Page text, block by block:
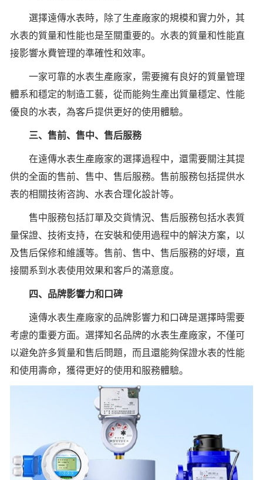
選擇遠傳水表時，除了生產廠家的規模和實力外，其
水表的質量和性能也是至關重要的。水表的質量和性能直
接影響水費管理的準確性和效率。
一家可靠的水表生產廠家，需要擁有良好的質量管理
體系和穩定的制造工藝，從而能夠生產出質量穩定、性能
優良的水表，為客戶提供更好的使用體驗。
三、售前、售中、售后服務
在遠傳水表生產廠家的選擇過程中，還需要關注其提
供的全面的售前、售中、售后服務。售前服務包括提供水
表的相關技術咨詢、水表合理化設計等。
售中服務包括訂單及交貨情況、售后服務包括水表質
量保證、技術支持，在安裝和使用過程中的解決方案，以
及售后保修和維護等。售前、售中、售后服務的好壞，直
接關系到水表使用效果和客戶的滿意度。
四、品牌影響力和口碑
遠傳水表生產廠家的品牌影響力和口碑是選擇時需要
考慮的重要方面。選擇知名品牌的水表生產廠家，不僅可
以避免許多質量和售后問題，而且還能夠保證水表的性能
和使用壽命，獲得更好的使用和服務體驗。